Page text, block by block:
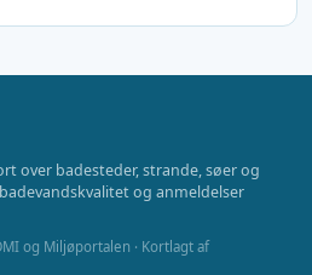
over badesteder, strande, søer og
og anmeldelser
og Miljøportalen · Kortlagt af